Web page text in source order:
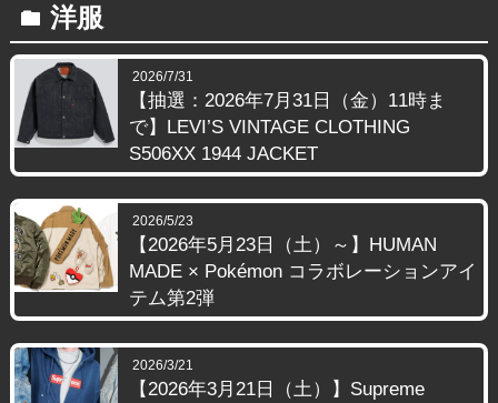
folder 洋服
2026/7/31
【抽選：2026年7月31日（金）11時ま
で】LEVI’S VINTAGE CLOTHING
S506XX 1944 JACKET
2026/5/23
【2026年5月23日（土）～】HUMAN
MADE × Pokémon コラボレーションアイ
テム第2弾
2026/3/21
【2026年3月21日（土）】Supreme